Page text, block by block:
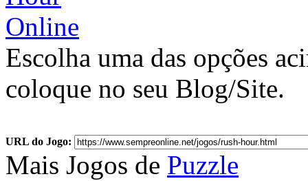
Escolha uma das opções
coloque no seu Blog/Site.
URL do Jogo:
Mais Jogos de Puzzle